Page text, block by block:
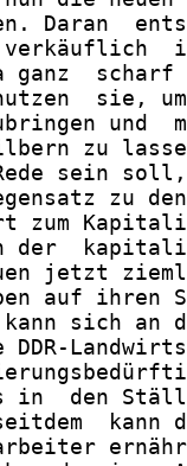
Daran
ganz  scharf
sie,
und
zu
sein
zu
zum
der
jetzt
auf ihren
sich an
DDR-
in  den
kann